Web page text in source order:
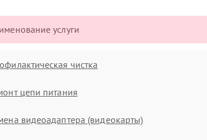
услуги
чистка
цепи питания
видеоадаптера (видеокарты)